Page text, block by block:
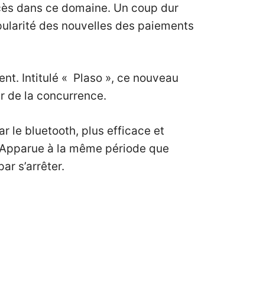
dans ce domaine. Un coup dur
des nouvelles des paiements
Intitulé « Plaso », ce nouveau
de la concurrence.
le bluetooth, plus efficace et
à la même période que
s’arrêter.